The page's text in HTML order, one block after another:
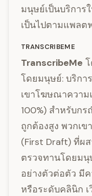
มนุษย์เป็นบริการ
เป็นไปตามแพลต
TRANSCRIBEME
TranscribeMe
โดยมนุษย์: บริกา
เขาโฆษณาควา
100%) สำหรับก
ถูกต้องสูง พวกเข
(First Draft) ที่ผ
ตรวจทานโดยม
อย่างตัวต่อตัว มี
หรือระดับคลินิก